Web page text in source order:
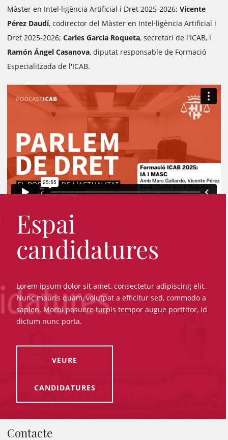
Màster en Intel·ligència Artificial i Dret 2025-2026; Vicente
Pérez Daudí, codirector del Màster en Intel·ligència Artificial i
Dret 2025-2026; Carles García Roqueta, secretari de l'ICAB, i
Ramón Ángel Casanova, diputat responsable de Formació
Especialitzada de l'ICAB.
Espai
candidatures
Lorem ipsum dolor sit amet, consectetur adipiscing elit.
Nunc mauris quam, volutpat a efficitur sed, commodo a
sapien. Morbi posuere turpis tempor augue porttitor, id
dictum nunc porta.
VEURE
CANDIDATURES
Contacte